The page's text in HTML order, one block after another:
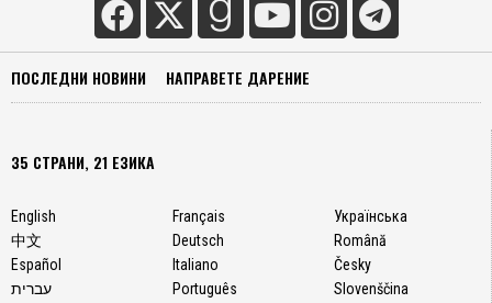
ПОСЛЕДНИ НОВИНИ НАПРАВЕТЕ ДАРЕНИЕ
35 СТРАНИ, 21 ЕЗИКА
English
中文
Español
עברית
Français
Deutsch
Italiano
Português
Українська
Română
Česky
Slovenščina